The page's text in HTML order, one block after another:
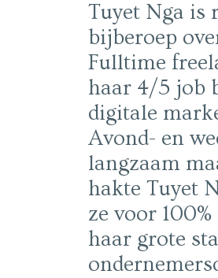
Tuyet Nga is
bijberoep
Fulltime
haar 4/5 job
digitale
Avond- en
langzaam
hakte Tuyet
ze voor
haar grote